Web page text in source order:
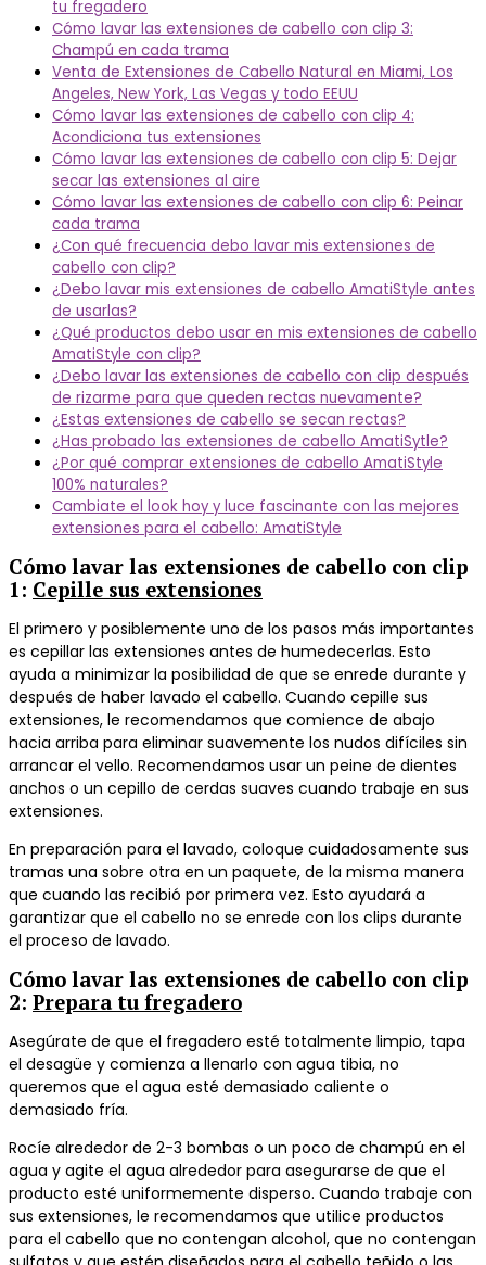
tu fregadero
Cómo lavar las extensiones de cabello con clip 3:
Champú en cada trama
Venta de Extensiones de Cabello Natural en Miami, Los
Angeles, New York, Las Vegas y todo EEUU
Cómo lavar las extensiones de cabello con clip 4:
Acondiciona tus extensiones
Cómo lavar las extensiones de cabello con clip 5: Dejar
secar las extensiones al aire
Cómo lavar las extensiones de cabello con clip 6: Peinar
cada trama
¿Con qué frecuencia debo lavar mis extensiones de
cabello con clip?
¿Debo lavar mis extensiones de cabello AmatiStyle antes
de usarlas?
¿Qué productos debo usar en mis extensiones de cabello
AmatiStyle con clip?
¿Debo lavar las extensiones de cabello con clip después
de rizarme para que queden rectas nuevamente?
¿Estas extensiones de cabello se secan rectas?
¿Has probado las extensiones de cabello AmatiSytle?
¿Por qué comprar extensiones de cabello AmatiStyle
100% naturales?
Cambiate el look hoy y luce fascinante con las mejores
extensiones para el cabello: AmatiStyle
Cómo lavar las extensiones de cabello con clip
1: Cepille sus extensiones
El primero y posiblemente uno de los pasos más importantes
es cepillar las extensiones antes de humedecerlas. Esto
ayuda a minimizar la posibilidad de que se enrede durante y
después de haber lavado el cabello. Cuando cepille sus
extensiones, le recomendamos que comience de abajo
hacia arriba para eliminar suavemente los nudos difíciles sin
arrancar el vello. Recomendamos usar un peine de dientes
anchos o un cepillo de cerdas suaves cuando trabaje en sus
extensiones.
En preparación para el lavado, coloque cuidadosamente sus
tramas una sobre otra en un paquete, de la misma manera
que cuando las recibió por primera vez. Esto ayudará a
garantizar que el cabello no se enrede con los clips durante
el proceso de lavado.
Cómo lavar las extensiones de cabello con clip
2: Prepara tu fregadero
Asegúrate de que el fregadero esté totalmente limpio, tapa
el desagüe y comienza a llenarlo con agua tibia, no
queremos que el agua esté demasiado caliente o
demasiado fría.
Rocíe alrededor de 2-3 bombas o un poco de champú en el
agua y agite el agua alrededor para asegurarse de que el
producto esté uniformemente disperso. Cuando trabaje con
sus extensiones, le recomendamos que utilice productos
para el cabello que no contengan alcohol, que no contengan